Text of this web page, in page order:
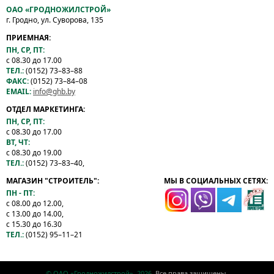
ОАО «ГРОДНОЖИЛСТРОЙ»
г. Гродно, ул. Суворова, 135
ПРИЕМНАЯ:
ПН, СР, ПТ:
с 08.30 до 17.00
ТЕЛ.:(0152) 73–83–88
ФАКС:(0152) 73–84–08
EMAIL: info@ghb.by
ОТДЕЛ МАРКЕТИНГА:
ПН, СР, ПТ:
с 08.30 до 17.00
ВТ, ЧТ:
с 08.30 до 19.00
ТЕЛ.:(0152) 73–83–40,
МАГАЗИН "СТРОИТЕЛЬ":
ПН - ПТ:
с 08.00 до 12.00,
с 13.00 до 14.00,
с 15.30 до 16.30
ТЕЛ.:(0152) 95–11–21
МЫ В СОЦИАЛЬНЫХ СЕТЯХ: